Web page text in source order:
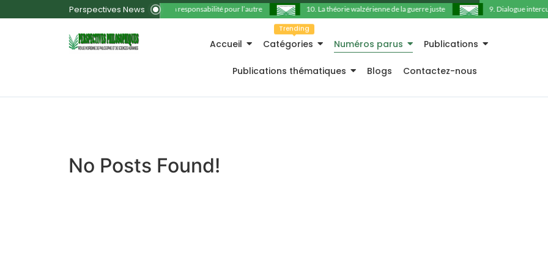
Perspectives News 11. La responsabilité pour l’autre 10. La théorie walzérienne de la guerre juste 9. Dialogue
Accueil Catégories
Trending
Numéros parus Publications
Publications thématiques Blogs Contactez-nous
No Posts Found!